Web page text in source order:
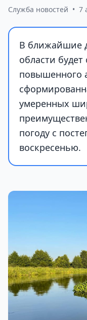
Служба новостей • 7
В ближайшие
области
повышенного
умеренных
погоду с
воскресенью.